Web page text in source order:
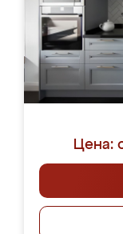
Цена: